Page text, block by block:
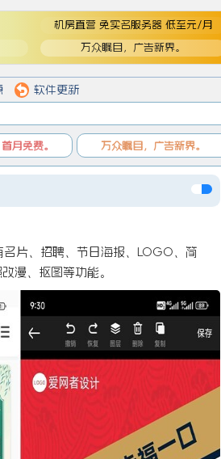
机房直营 免实名服务器 低至元/月
万众瞩目，广告新界。
软件更新
月免费。 万众瞩目，广告新界。
片、招聘、节日海报、LOGO、简
漫、抠图等功能。